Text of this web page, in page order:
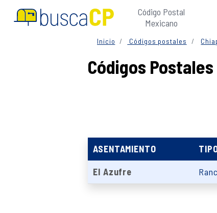
Código Postal
Mexicano
Inicio Códigos postales
Códigos
ASENTAMIENTO
El Azufre